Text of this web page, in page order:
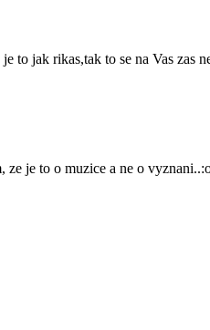
to jak rikas,tak to se na Vas zas
je to o muzice a ne o